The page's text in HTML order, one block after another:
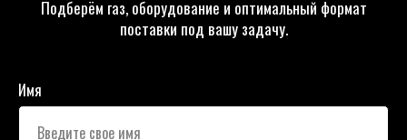
Подберём газ, оборудование и оптимальный формат
поставки под вашу задачу.
Имя